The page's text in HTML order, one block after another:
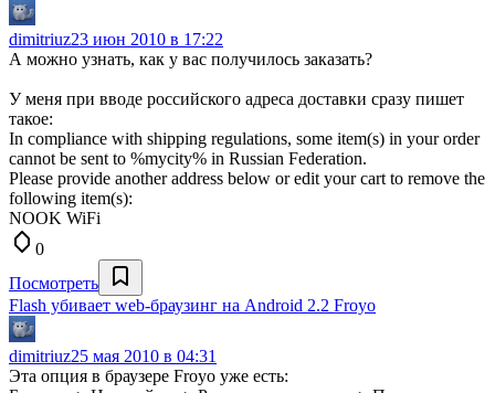
dimitriuz23 июн 2010 в 17:22
А можно узнать, как у вас получилось заказать?
У меня при вводе российского адреса доставки сразу пишет
такое:
In compliance with shipping regulations, some item(s) in your order
cannot be sent to %mycity% in Russian Federation.
Please provide another address below or edit your cart to remove the
following item(s):
NOOK WiFi
0
Посмотреть
Flash убивает web-браузинг на Android 2.2 Froyo
dimitriuz25 мая 2010 в 04:31
Эта опция в браузере Froyo уже есть: